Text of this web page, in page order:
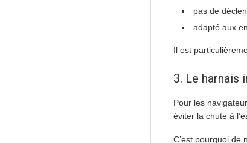
pas de
adapté aux
Il est
3. Le harnais
Pour les
éviter la chute à
C’est pourquoi de